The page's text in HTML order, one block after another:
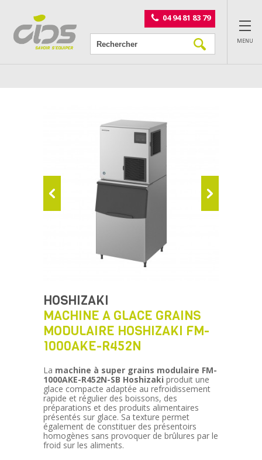
04 94 81 83 79
MENU
HOSHIZAKI
MACHINE A GLACE GRAINS
MODULAIRE HOSHIZAKI FM-
1000AKE-R452N
La machine à super grains modulaire FM-
1000AKE-R452N-SB Hoshizaki produit une
glace compacte adaptée au refroidissement
rapide et régulier des boissons, des
préparations et des produits alimentaires
présentés sur glace. Sa texture permet
également de constituer des présentoirs
homogènes sans provoquer de brûlures par le
froid sur les aliments.